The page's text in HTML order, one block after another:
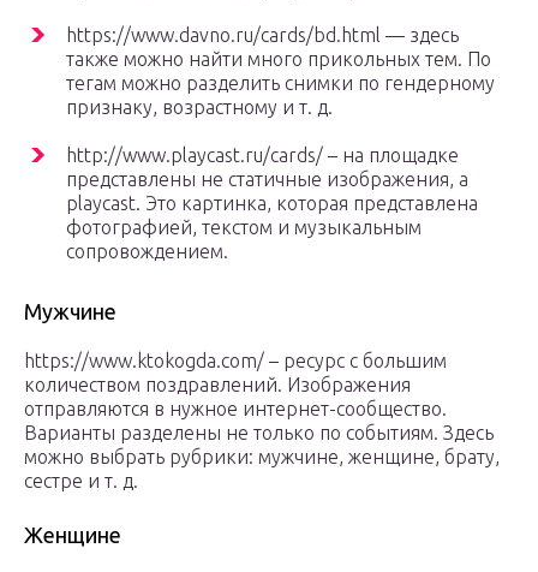
https://www.davno.ru/cards/bd.html — здесь
также можно найти много прикольных тем. По
тегам можно разделить снимки по гендерному
признаку, возрастному и т. д.
http://www.playcast.ru/cards/ – на площадке
представлены не статичные изображения, а
playcast. Это картинка, которая представлена
фотографией, текстом и музыкальным
сопровождением.
Мужчине
https://www.ktokogda.com/ – ресурс с большим
количеством поздравлений. Изображения
отправляются в нужное интернет-сообщество.
Варианты разделены не только по событиям. Здесь
можно выбрать рубрики: мужчине, женщине, брату,
сестре и т. д.
Женщине